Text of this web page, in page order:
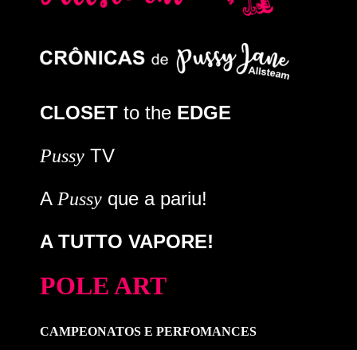
CLOSET to the EDGE
Pussy TV
A Pussy que a pariu!
A TUTTO VAPORE!
POLE ART
CAMPEONATOS E PERFOMANCES